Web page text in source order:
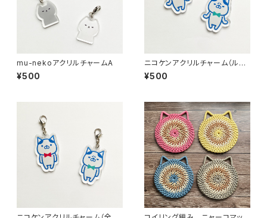
mu-nekoアクリルチャームA
¥500
ニコケンアクリルチャーム（ルン
ルン）
¥500